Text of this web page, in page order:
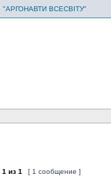
"АРГОНАВТИ ВСЕСВІТУ"
1 из 1 [ 1 сообщение ]